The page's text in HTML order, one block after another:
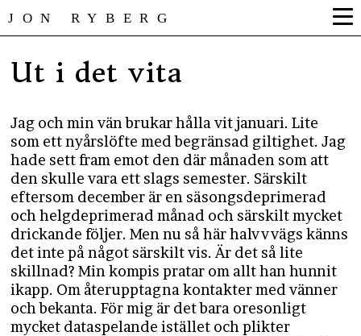
JON RYBERG
Ut i det vita
Jag och min vän brukar hålla vit januari. Lite
som ett nyårslöfte med begränsad giltighet. Jag
hade sett fram emot den där månaden som att
den skulle vara ett slags semester. Särskilt
eftersom december är en säsongsdeprimerad
och helgdeprimerad månad och särskilt mycket
drickande följer. Men nu så här halvvvägs känns
det inte på något särskilt vis. Är det så lite
skillnad? Min kompis pratar om allt han hunnit
ikapp. Om återupptagna kontakter med vänner
och bekanta. För mig är det bara oresonligt
mycket dataspelande istället och plikter